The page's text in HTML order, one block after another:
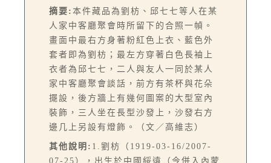
摘要: 本件藏品為劉枋、邱七七等人在某
人家中客廳聚會時所留下的合照一幀。
畫面中最右方身著粉紅色上衣、藍色外
套者即為劉枋；最左方穿著白色長袖上
衣者為邱七七，二人與友人一同於某人
家中客廳聚會談話，前方有茶杯與花朵
擺設，後方牆上有幾何圖案的大型室內
裝飾，三人坐在長型沙發上，沙發右方
邊几上另設有燈飾。（文／高維志）
其他說明: 1.劉枋（1919-03-16/2007-
07-25），出生於中國綏遠（今併入內蒙